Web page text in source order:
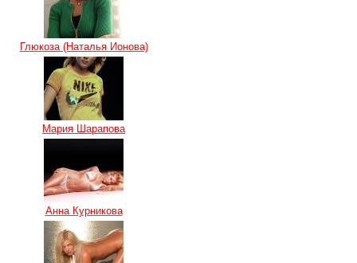
Глюкоза (Наталья Ионова)
Мария Шарапова
Анна Курникова